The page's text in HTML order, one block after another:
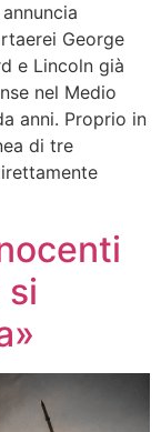
George
e Lincoln già
nel Medio
anni. Proprio in
di tre
si